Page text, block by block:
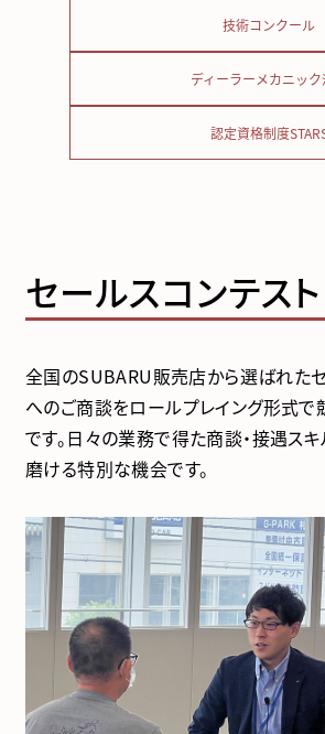
技術コンクール
ディーラーメカニック
認定資格制度
セールスコンテスト
全国のSUBARU販売店から選ばれた
へのご商談をロールプレイング形式で
です。日々の業務で得た商談・接遇ス
磨ける特別な機会です。